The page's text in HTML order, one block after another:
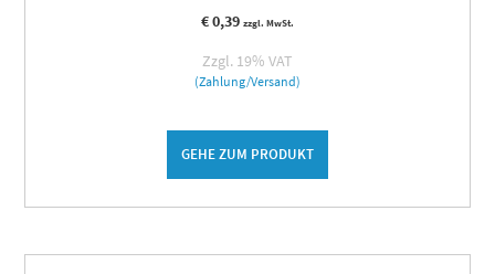
€0,39 zzgl. MwSt.
Zzgl. 19% VAT
(Zahlung/Versand)
GEHE ZUM PRODUKT